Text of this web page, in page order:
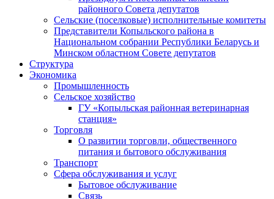
районного Совета депутатов
Сельские (поселковые) исполнительные комитеты
Представители Копыльского района в
Национальном собрании Республики Беларусь и
Минском областном Совете депутатов
Структура
Экономика
Промышленность
Сельское хозяйство
ГУ «Копыльская районная ветеринарная
станция»
Торговля
О развитии торговли, общественного
питания и бытового обслуживания
Транспорт
Сфера обслуживания и услуг
Бытовое обслуживание
Связь